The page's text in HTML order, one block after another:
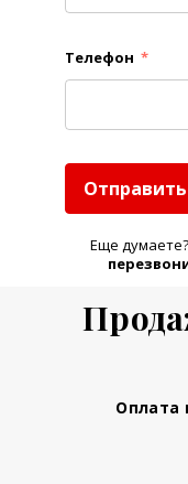
Телефон *
Отправить
Еще
Оплата